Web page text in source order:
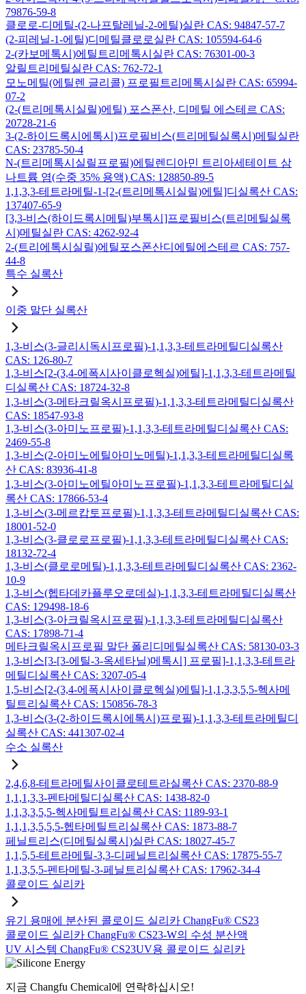
79876-59-8
클로로-디메틸-(2-나프탈레닐-2-에틸)실란 CAS: 94847-57-7
(2-피레닐-1-에틸)디메틸클로로실란 CAS: 105594-64-6
2-(카보메톡시)에틸트리메톡시실란 CAS: 76301-00-3
알릴트리메틸실란 CAS: 762-72-1
모노메틸(에틸렌 글리콜) 프로필트리메톡시실란 CAS: 65994-
07-2
(2-(트리메톡시실릴)에틸) 포스폰산, 디메틸 에스테르 CAS:
20728-21-6
3-(2-하이드록시에톡시)프로필비스(트리메틸실록시)메틸실란
CAS: 23785-50-4
N-(트리메톡시실릴프로필)에틸렌디아민 트리아세테이트 삼
나트륨 염(수중 35% 용액) CAS: 128850-89-5
1,1,3,3-테트라메틸-1-[2-(트리메톡시실릴)에틸]디실록산 CAS:
137407-65-9
[3,3-비스(하이드록시메틸)부톡시]프로필비스(트리메틸실록
시)메틸실란 CAS: 4262-92-4
2-(트리에톡시실릴)에틸포스폰산디에틸에스테르 CAS: 757-
44-8
특수 실록산
이중 말단 실록산
1,3-비스(3-글리시독시프로필)-1,1,3,3-테트라메틸디실록산
CAS: 126-80-7
1,3-비스[2-(3,4-에폭시사이클로헥실)에틸]-1,1,3,3-테트라메틸
디실록산 CAS: 18724-32-8
1,3-비스(3-메타크릴옥시프로필)-1,1,3,3-테트라메틸디실록산
CAS: 18547-93-8
1,3-비스(3-아미노프로필)-1,1,3,3-테트라메틸디실록산 CAS:
2469-55-8
1,3-비스(2-아미노에틸아미노메틸)-1,1,3,3-테트라메틸디실록
산 CAS: 83936-41-8
1,3-비스(3-아미노에틸아미노프로필)-1,1,3,3-테트라메틸디실
록산 CAS: 17866-53-4
1,3-비스(3-메르캅토프로필)-1,1,3,3-테트라메틸디실록산 CAS:
18001-52-0
1,3-비스(3-클로로프로필)-1,1,3,3-테트라메틸디실록산 CAS:
18132-72-4
1,3-비스(클로로메틸)-1,1,3,3-테트라메틸디실록산 CAS: 2362-
10-9
1,3-비스(헵타데카플루오로데실)-1,1,3,3-테트라메틸디실록산
CAS: 129498-18-6
1,3-비스(3-아크릴옥시프로필)-1,1,3,3-테트라메틸디실록산
CAS: 17898-71-4
메타크릴옥시프로필 말단 폴리디메틸실록산 CAS: 58130-03-3
1,3-비스[3-[3-에틸-3-옥세타닐)메톡시] 프로필]-1,1,3,3-테트라
메틸디실록산 CAS: 3207-05-4
1,5-비스[2-(3,4-에폭시사이클로헥실)에틸]-1,1,3,3,5,5-헥사메
틸트리실록산 CAS: 150856-78-3
1,3-비스(3-(2-하이드록시에톡시)프로필)-1,1,3,3-테트라메틸디
실록산 CAS: 441307-02-4
수소 실록산
2,4,6,8-테트라메틸사이클로테트라실록산 CAS: 2370-88-9
1,1,1,3,3-펜타메틸디실록산 CAS: 1438-82-0
1,1,3,3,5,5-헥사메틸트리실록산 CAS: 1189-93-1
1,1,1,3,5,5,5-헵타메틸트리실록산 CAS: 1873-88-7
페닐트리스(디메틸실록시)실란 CAS: 18027-45-7
1,1,5,5-테트라메틸-3,3-디페닐트리실록산 CAS: 17875-55-7
1,1,3,5,5-펜타메틸-3-페닐트리실록산 CAS: 17962-34-4
콜로이드 실리카
유기 용매에 분산된 콜로이드 실리카 ChangFu® CS23
콜로이드 실리카 ChangFu® CS23-W의 수성 분산액
UV 시스템 ChangFu® CS23UV용 콜로이드 실리카
지금 Changfu Chemical에 연락하십시오!